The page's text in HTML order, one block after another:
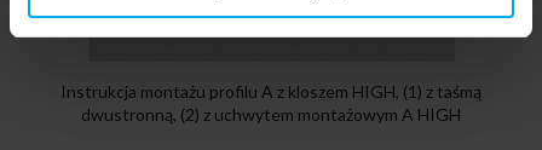
Instrukcja montażu profilu A z kloszem HIGH, (1) z taśmą
dwustronną, (2) z uchwytem montażowym A HIGH